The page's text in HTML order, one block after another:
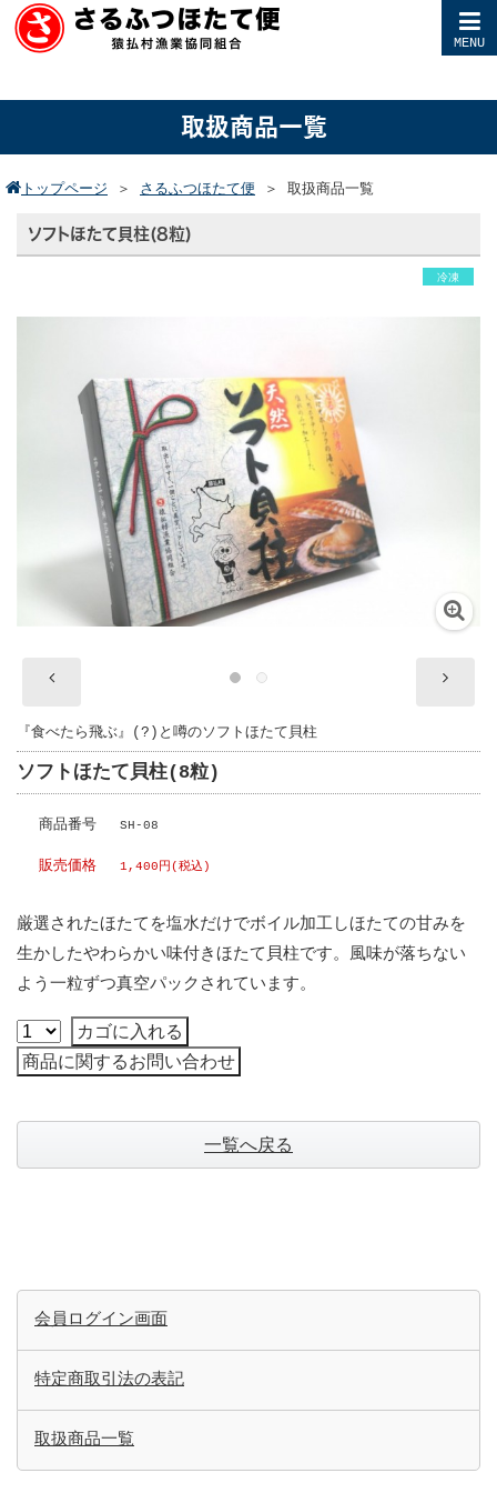
MENU
取扱商品一覧
トップページ ＞ さるふつほたて便 ＞ 取扱商品一覧
ソフトほたて貝柱(8粒)
冷凍
『食べたら飛ぶ』(?)と噂のソフトほたて貝柱
ソフトほたて貝柱(8粒)
商品番号 SH-08
販売価格 1,400円 (税込)
厳選されたほたてを塩水だけでボイル加工しほたての甘みを
生かしたやわらかい味付きほたて貝柱です。風味が落ちない
よう一粒ずつ真空パックされています。
一覧へ戻る
会員ログイン画面
特定商取引法の表記
取扱商品一覧